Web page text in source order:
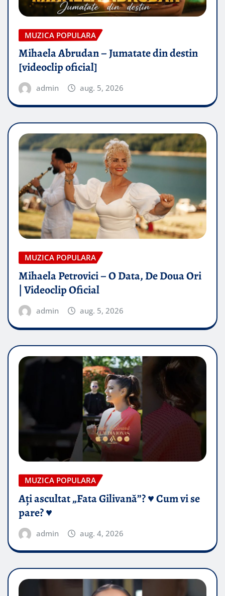
MUZICA POPULARA
Mihaela Abrudan – Jumatate din destin
[videoclip oficial]
admin aug. 5, 2026
MUZICA POPULARA
Mihaela Petrovici – O Data, De Doua Ori
| Videoclip Oficial
admin aug. 5, 2026
MUZICA POPULARA
Ați ascultat „Fata Gilivană”? ♥️ Cum vi se
pare? ♥️
admin aug. 4, 2026